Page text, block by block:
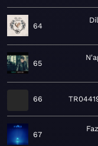
64
65
66
67